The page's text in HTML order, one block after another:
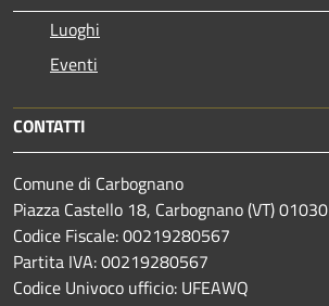
Luoghi
Eventi
CONTATTI
Comune di Carbognano
Piazza Castello 18, Carbognano (VT) 01030
Codice Fiscale: 00219280567
Partita IVA: 00219280567
Codice Univoco ufficio: UFEAWQ